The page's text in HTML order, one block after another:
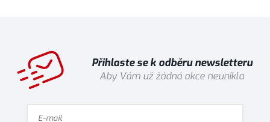
Přihlaste se k odběru newsletteru
Aby Vám už žádná akce neunikla